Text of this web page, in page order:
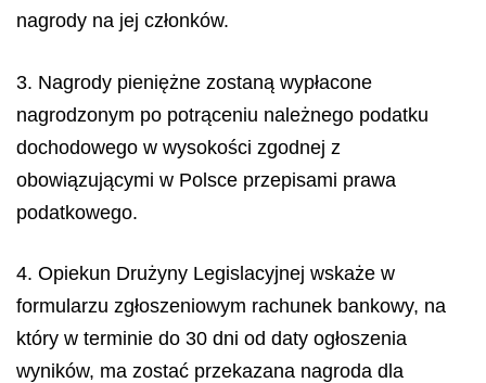
nagrody na jej członków.
3. Nagrody pieniężne zostaną wypłacone
nagrodzonym po potrąceniu należnego podatku
dochodowego w wysokości zgodnej z
obowiązującymi w Polsce przepisami prawa
podatkowego.
4. Opiekun Drużyny Legislacyjnej wskaże w
formularzu zgłoszeniowym rachunek bankowy, na
który w terminie do 30 dni od daty ogłoszenia
wyników, ma zostać przekazana nagroda dla